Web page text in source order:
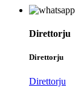
Direttorju
Direttorju
Direttorju